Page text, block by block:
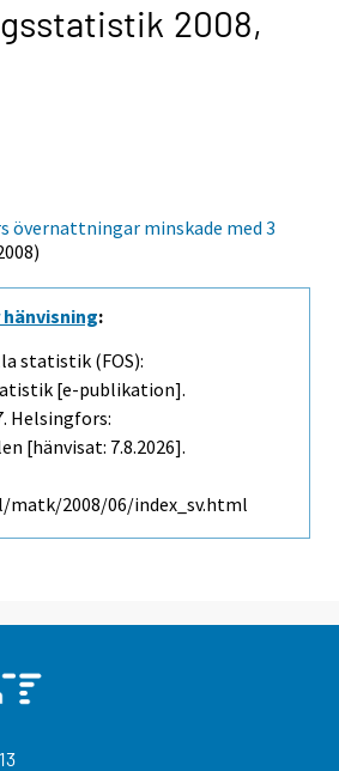
2008,
övernattningar minskade med 3
:
statistik (FOS):
[e-publikation].
Helsingfors:
[hänvisat: 7.8.2026].
2008/06/index_sv.html
13